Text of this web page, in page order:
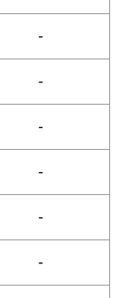
-
-
-
-
-
-